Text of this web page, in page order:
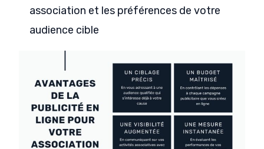
association et les préférences de votre
audience cible